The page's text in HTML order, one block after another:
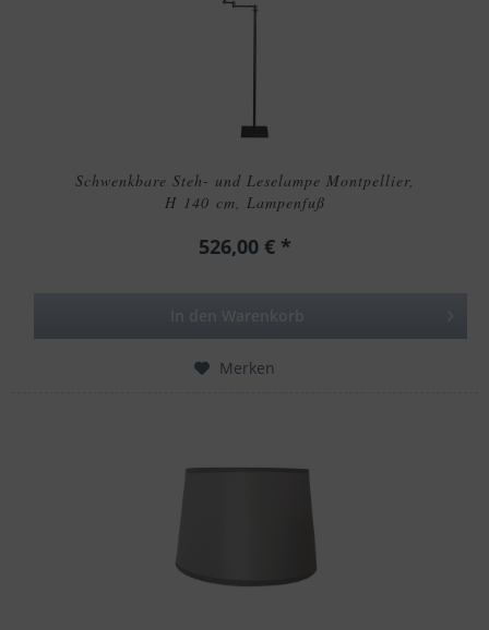
Schwenkbare Steh- und Leselampe Montpellier,
H 140 cm, Lampenfuß
526,00 € *
Merken